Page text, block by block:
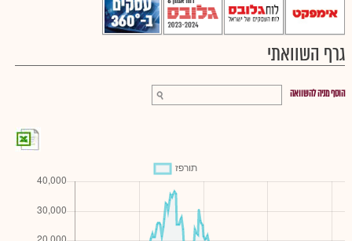
גרף השוואתי
הוסף מניה להשוואה